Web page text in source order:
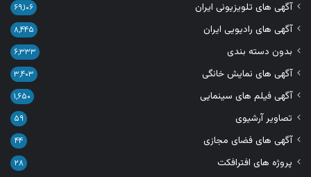
آگهی های تلویزیونی ایران ۶۹,۱۰۶
آگهی های رادیویی ایران ۸,۴۴۵
بدون دسته بندی ۶,۳۳۳
آگهی های نمایش خانگی ۳,۴۰۳
آگهی فیلم های سینمایی ۱,۶۵۰
تصاویر آرشیوی ۵۹
آگهی های فضای مجازی ۴۴
پروژه های افترافکت ۲۸